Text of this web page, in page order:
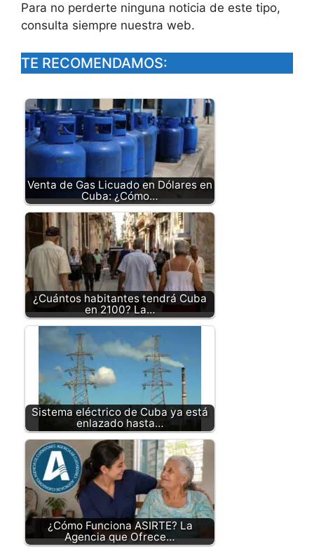
Para no perderte ninguna noticia de este tipo,
consulta siempre nuestra web.
TE RECOMENDAMOS:
Venta de Gas Licuado en Dólares en
Cuba: ¿Cómo…
¿Cuántos habitantes tendrá Cuba
en 2100? La…
Sistema eléctrico de Cuba ya está
enlazado hasta…
¿Cómo Funciona ASIRTE? La
Agencia que Ofrece…